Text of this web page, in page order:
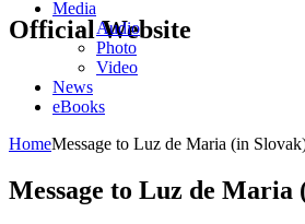
Official Website
Media
Audio
Photo
Video
News
eBooks
HomeMessage to Luz de Maria (in
Message to Luz de Maria